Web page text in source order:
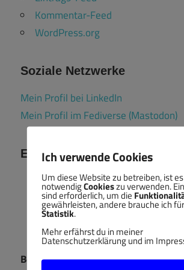
Kommentar-Feed
WordPress.org
Soziale Netzwerke
Mein Profil bei LinkedIn
Mein Profil im Fediverse (Mastodon)
Ehrenamt
Berufsbildungsausschuss
Ich verwende Cookies
Um diese Website zu betreiben, ist
notwendigCookieszu verwenden.
sind erforderlich, um die
gewährleisten, andere brauche ich
Statistik.
Mehr erfährst du in meiner
Datenschutzerklärung und im